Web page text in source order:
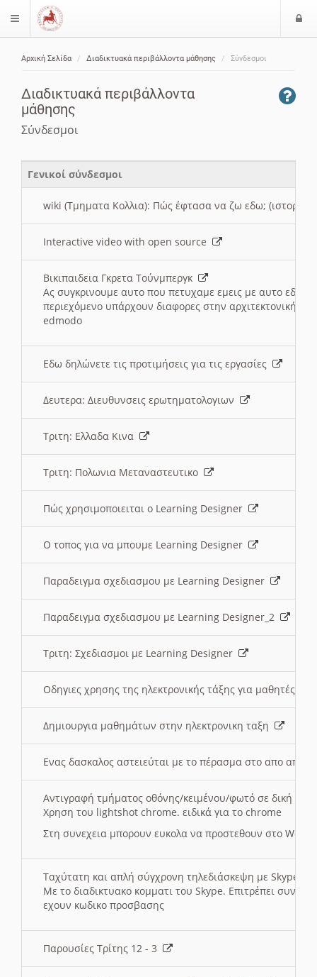
$langMenu
Αρχική Σελίδα Διαδικτυακά περιβάλλοντα μάθησης Σύνδεσμοι
Διαδικτυακά περιβάλλοντα
μάθησης
Σύνδεσμοι
Γενικοί σύνδεσμοι
wiki (Τμηματα Κολλια): Πώς έφτασα να ζω εδω; (ιστορια)
Interactive video with open source
Βικιπαιδεια Γκρετα Τούνμπεργκ
Ας συγκρινουμε αυτο που πετυχαμε εμεις με αυτο εδω
περιεχόμενο υπάρχουν διαφορες στην αρχιτεκτονική
edmodo
Εδω δηλώνετε τις προτιμήσεις για τις εργασίες
Δευτερα: Διευθυνσεις ερωτηματολογιων
Τριτη: Ελλαδα Κινα
Τριτη: Πολωνια Μεταναστευτικο
Πώς χρησιμοποιειται ο Learning Designer
O τοπος για να μπουμε Learning Designer
Παραδειγμα σχεδιασμου με Learning Designer
Παραδειγμα σχεδιασμου με Learning Designer_2
Τριτη: Σχεδιασμοι με Learning Designer
Οδηγιες χρησης της ηλεκτρονικής τάξης για μαθητές
Δημιουργια μαθημάτων στην ηλεκτρονικη ταξη
Ενας δασκαλος αστειεύται με το πέρασμα στο απο
Αντιγραφή τμήματος οθόνης/κειμένου/φωτό σε δική
Χρηση του lightshot chrome. ειδικά για το chrome
Στη συνεχεια μπορουν ευκολα να προστεθουν στο Word
Ταχύτατη και απλή σύγχρονη τηλεδιάσκεψη με Skype
Με το διαδικτυακο κομματι του Skype. Επιτρέπει
εχουν κωδικο προσβασης
Παρουσίες Τρίτης 12 - 3